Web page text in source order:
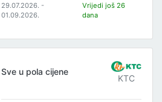
29.07.2026. -
01.09.2026.
Vrijedi još 26
dana
Sve u pola cijene
KTC